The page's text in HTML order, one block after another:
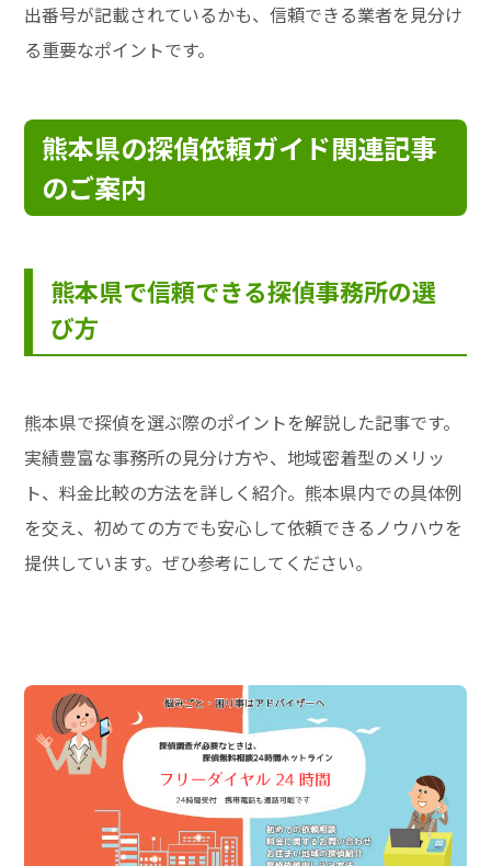
出番号が記載されているかも、信頼できる業者を見分け
る重要なポイントです。
熊本県の探偵依頼ガイド関連記事
のご案内
熊本県で信頼できる探偵事務所の選
び方
熊本県で探偵を選ぶ際のポイントを解説した記事です。
実績豊富な事務所の見分け方や、地域密着型のメリッ
ト、料金比較の方法を詳しく紹介。熊本県内での具体例
を交え、初めての方でも安心して依頼できるノウハウを
提供しています。ぜひ参考にしてください。